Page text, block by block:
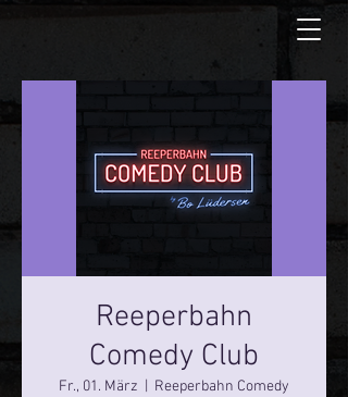
Reeperbahn
Comedy Club
Fr., 01. März
Reeperbahn Comedy